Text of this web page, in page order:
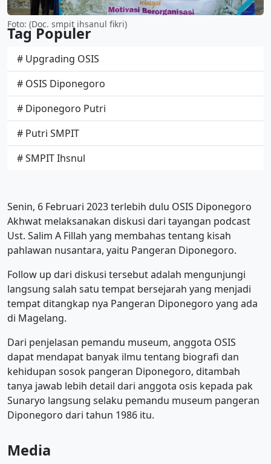
Foto: (Doc. smpit ihsanul fikri)
Tag Populer
# Upgrading OSIS
# OSIS Diponegoro
# Diponegoro Putri
# Putri SMPIT
# SMPIT Ihsnul
Senin, 6 Februari 2023 terlebih dulu OSIS Diponegoro
Akhwat melaksanakan diskusi dari tayangan podcast
Ust. Salim A Fillah yang membahas tentang kisah
pahlawan nusantara, yaitu Pangeran Diponegoro.
Follow up dari diskusi tersebut adalah mengunjungi
langsung salah satu tempat bersejarah yang menjadi
tempat ditangkap nya Pangeran Diponegoro yang ada
di Magelang.
Dari penjelasan pemandu museum, anggota OSIS
dapat mendapat banyak ilmu tentang biografi dan
kehidupan sosok pangeran Diponegoro, ditambah
tanya jawab lebih detail dari anggota osis kepada pak
Sunaryo langsung selaku pemandu museum pangeran
Diponegoro dari tahun 1986 itu.
Media